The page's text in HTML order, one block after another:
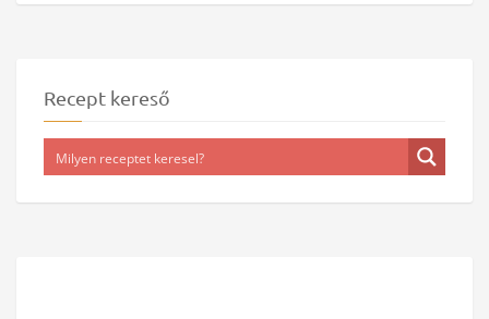
Recept kereső